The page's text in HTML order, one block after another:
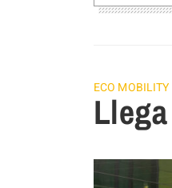
ECO MOBILITY